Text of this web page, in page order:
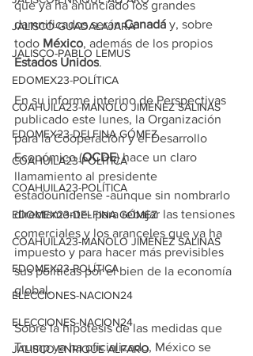
JALISCO-GUADALAJARA
JALISCO-PABLO LEMUS
EDOMEX23-POLÍTICA
COAHUILA23-MANOLO JIMÉNEZ SALINAS
EDOMEX23-DELFINA GÓMEZ
COAHUILA23-POLÍTICA
COAHUILA23-POLÍTICA
EDOMEX23-DELFINA GÓMEZ
COAHUILA23-MANOLO JIMÉNEZ SALINAS
EDOMEX23-POLÍTICA
ELECCIONES-NACION24
ELECCIONES-NACION24
JALISCO-ENRIQUE ALFARO
que ya ha anunciado los grandes
damnificados serán Canadá y, sobre
todo México, además de los propios
Estados Unidos.
En su informe interino de Perspectivas
publicado este lunes, la Organización
para la Cooperación y el Desarrollo
Económico (OCDE) hace un claro
llamamiento al presidente
estadounidense -aunque sin nombrarlo
directamente- para rebajar las tensiones
comerciales y los aranceles que ya ha
impuesto y para hacer más previsibles
sus políticas por el bien de la economía
global.
Sobre la hipótesis de las medidas que
Trump ya ha oficializado, México se